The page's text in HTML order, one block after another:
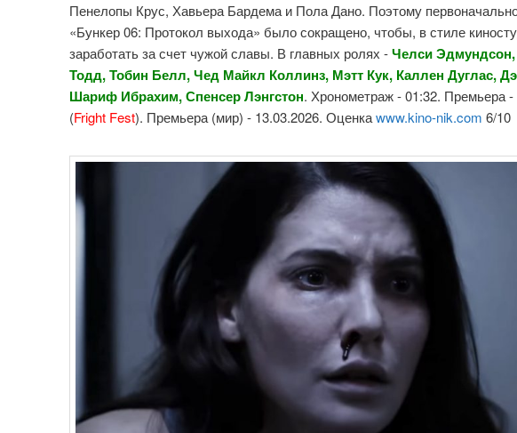
Пенелопы Крус, Хавьера Бардема и Пола Дано. Поэтому
«Бункер 06: Протокол выхода» было сокращено, чтобы, в стиле
заработать за счет чужой славы. В главных ролях -Челси
Тодд, Тобин Белл, Чед Майкл Коллинз, Мэтт Кук, Каллен Дуглас,
Шариф Ибрахим, Спенсер Лэнгстон. Хронометраж - 01:32. Премьера -
(Fright Fest). Премьера (мир) - 13.03.2026. Оценкаwww.kino-nik.com 6/10